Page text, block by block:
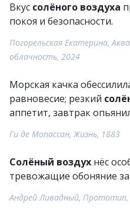
Вкус солёного воздуха
покоя и безопасности.
Погорельская Екатерина,
облачность, 2024
Морская качка
равновесие; резкий
аппетит, завтрак
Ги де Мопассан, Жизнь, 1883
Солёный воздух нёс
тревожащие обоняние
Андрей Ливадный, Прототип,